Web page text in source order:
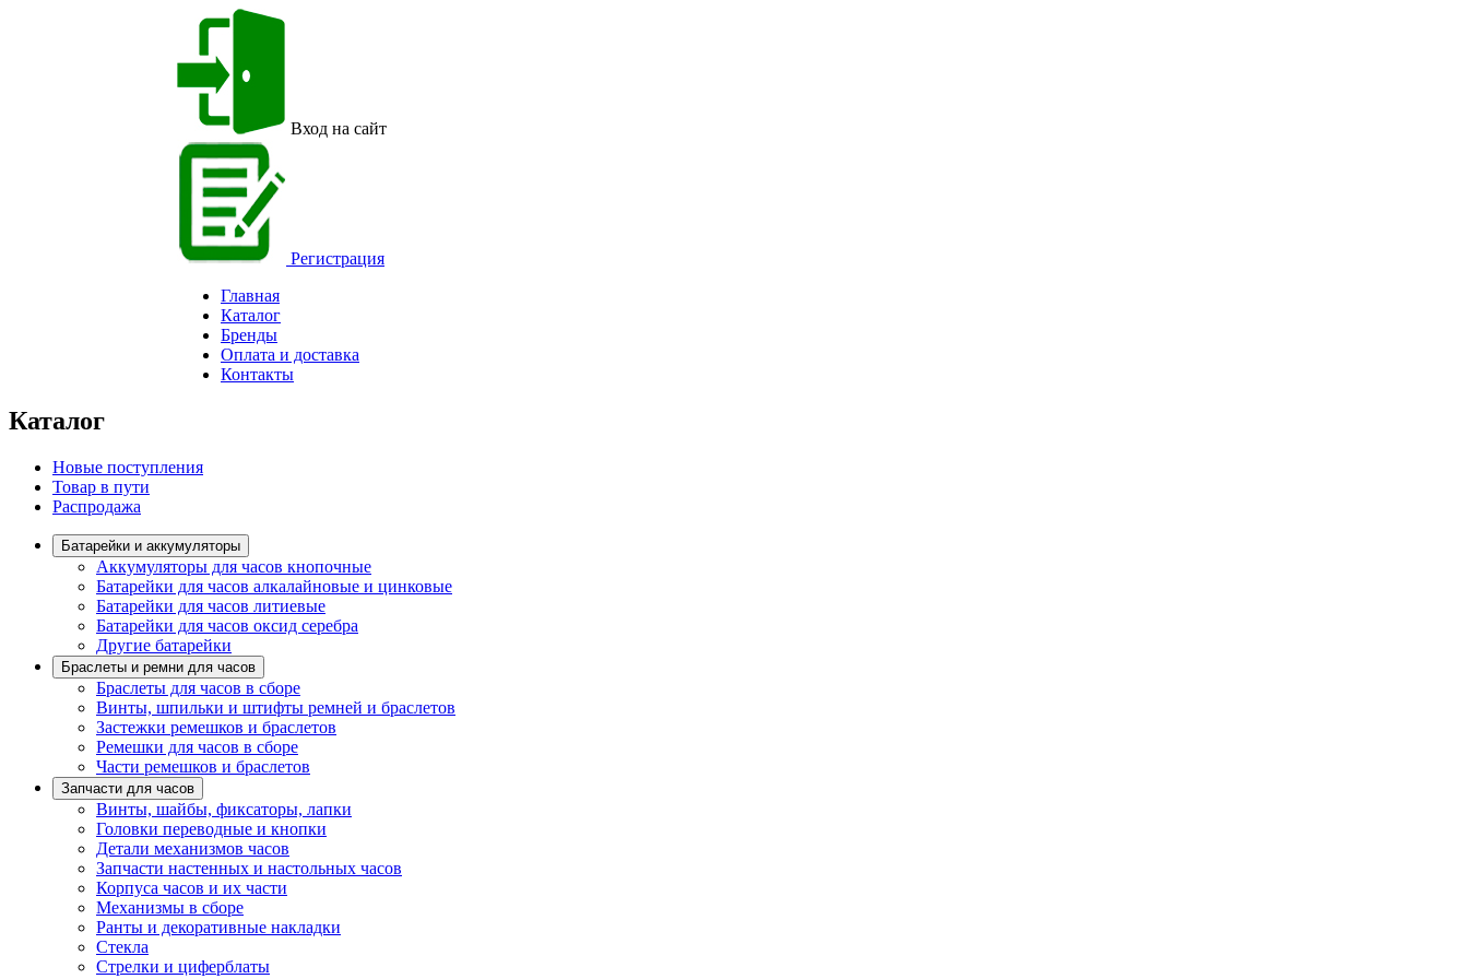
Вход на сайт
Регистрация
Главная
Каталог
Бренды
Оплата и доставка
Контакты
Каталог
Новые поступления
Товар в пути
Распродажа
Батарейки и аккумуляторы
Аккумуляторы для часов кнопочные
Батарейки для часов алкалайновые и цинковые
Батарейки для часов литиевые
Батарейки для часов оксид серебра
Другие батарейки
Браслеты и ремни для часов
Браслеты для часов в сборе
Винты, шпильки и штифты ремней и браслетов
Застежки ремешков и браслетов
Ремешки для часов в сборе
Части ремешков и браслетов
Запчасти для часов
Винты, шайбы, фиксаторы, лапки
Головки переводные и кнопки
Детали механизмов часов
Запчасти настенных и настольных часов
Корпуса часов и их части
Механизмы в сборе
Ранты и декоративные накладки
Стекла
Стрелки и циферблаты